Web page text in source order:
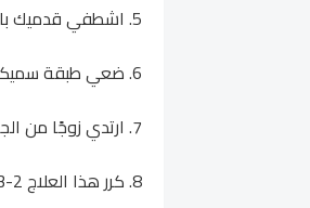
5. اشطفي قدميك بالماء الدافئ وجففيهما بالمنشفة.
6. ضعي طبقة سميكة من المرطب أو زيت الزيتون على قدميك، مع التركيز على المناطق المتشققة.
7. ارتدي زوجًا من الجوارب القطنية للحفاظ على الرطوبة طوال الليل.
8. كرر هذا العلاج 2-3 مرات في الأسبوع للحصول على أفضل النتائج.